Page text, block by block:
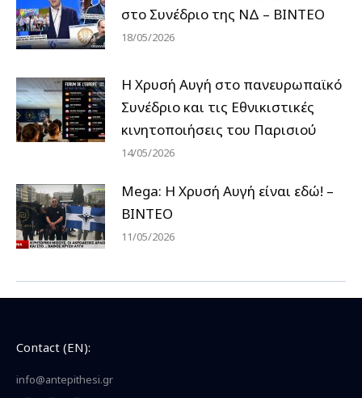
στο Συνέδριο της ΝΔ – ΒΙΝΤΕΟ
18/05/2026
Η Χρυσή Αυγή στο πανευρωπαϊκό
Συνέδριο και τις Εθνικιστικές
κινητοποιήσεις του Παρισιού
14/05/2026
Mega: Η Χρυσή Αυγή είναι εδώ! –
ΒΙΝΤΕΟ
11/05/2026
Contact (EN):
info@antepithesi.gr